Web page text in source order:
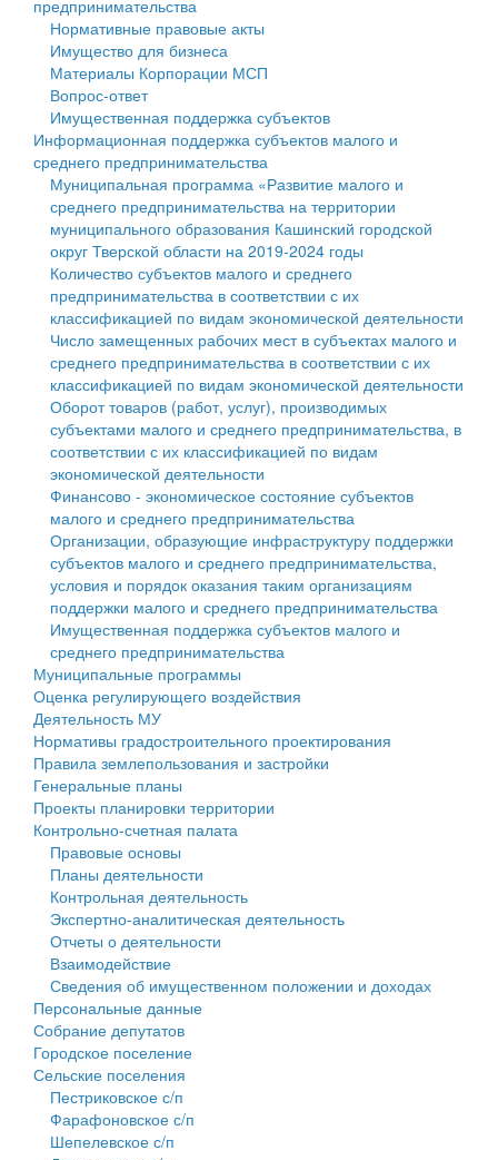
Государственные услуги
Промышленность и АПК
Экономика и бизнес
...
Символика
Устав
Гостям округа
Туризм
Культура
Образование
Здравоохранение
Социальная защита
Фотоальбом
муниципального округа Тверской области
Администрация Кашинского муниципального округа
Тверской области
Управление сельскими территориями
Открытые данные
Работа с обращениями граждан
Муниципальный контроль
Муниципальные услуги
Проекты административных регламентов
Антимонопольный комплаенс
Противодействие коррупции
Финансовое управление
Бюджет для граждан
Имущество
Выявление правообладателей ранее учтенных
объектов недвижимости
Имущественная поддержка субъектов малого и
среднего предпринимательства
Информационная поддержка субъектов малого и
среднего предпринимательства
Муниципальные программы
Контрольно-счетная палата
Персональные данные
Оценка регулирующего воздействия
Деятельность МУ
Нормативы градостроительного проектирования
Правила землепользования и застройки
Генеральные планы
Проекты планировки территории
Собрание депутатов
Городское поселение
Сельские поселения
предпринимательства
Нормативные правовые акты
Имущество для бизнеса
Материалы Корпорации МСП
Вопрос-ответ
Имущественная поддержка субъектов
Информационная поддержка субъектов малого и
среднего предпринимательства
Муниципальная программа «Развитие малого и
среднего предпринимательства на территории
муниципального образования Кашинский городской
округ Тверской области на 2019-2024 годы
Количество субъектов малого и среднего
предпринимательства в соответствии с их
классификацией по видам экономической деятельности
Число замещенных рабочих мест в субъектах малого и
среднего предпринимательства в соответствии с их
классификацией по видам экономической деятельности
Оборот товаров (работ, услуг), производимых
субъектами малого и среднего предпринимательства, в
соответствии с их классификацией по видам
экономической деятельности
Финансово - экономическое состояние субъектов
малого и среднего предпринимательства
Организации, образующие инфраструктуру поддержки
субъектов малого и среднего предпринимательства,
условия и порядок оказания таким организациям
поддержки малого и среднего предпринимательства
Имущественная поддержка субъектов малого и
среднего предпринимательства
Муниципальные программы
Оценка регулирующего воздействия
Деятельность МУ
Нормативы градостроительного проектирования
Правила землепользования и застройки
Генеральные планы
Проекты планировки территории
Контрольно-счетная палата
Правовые основы
Планы деятельности
Контрольная деятельность
Экспертно-аналитическая деятельность
Отчеты о деятельности
Взаимодействие
Сведения об имущественном положении и доходах
Персональные данные
Собрание депутатов
Городское поселение
Сельские поселения
Пестриковское с/п
Фарафоновское с/п
Шепелевское с/п